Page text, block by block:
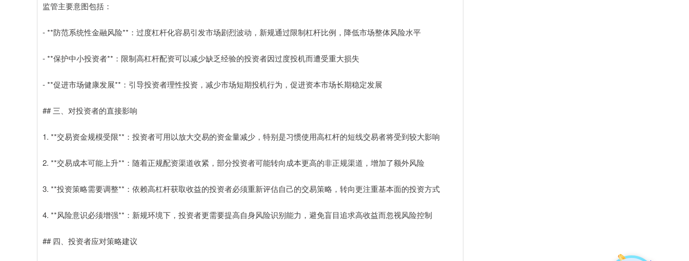
监管主要意图包括：
- **防范系统性金融风险**：过度杠杆化容易引发市场剧烈波动，新规通过限制杠杆比例，降低市场整体风险水平
- **保护中小投资者**：限制高杠杆配资可以减少缺乏经验的投资者因过度投机而遭受重大损失
- **促进市场健康发展**：引导投资者理性投资，减少市场短期投机行为，促进资本市场长期稳定发展
## 三、对投资者的直接影响
1. **交易资金规模受限**：投资者可用以放大交易的资金量减少，特别是习惯使用高杠杆的短线交易者将受到较大影响
2. **交易成本可能上升**：随着正规配资渠道收紧，部分投资者可能转向成本更高的非正规渠道，增加了额外风险
3. **投资策略需要调整**：依赖高杠杆获取收益的投资者必须重新评估自己的交易策略，转向更注重基本面的投资方式
4. **风险意识必须增强**：新规环境下，投资者更需要提高自身风险识别能力，避免盲目追求高收益而忽视风险控制
## 四、投资者应对策略建议